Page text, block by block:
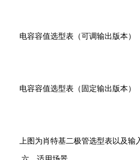
电容容值选型表（可调输出版本）
电容容值选型表（固定输出版本）
上图为肖特基二极管选型表以及输